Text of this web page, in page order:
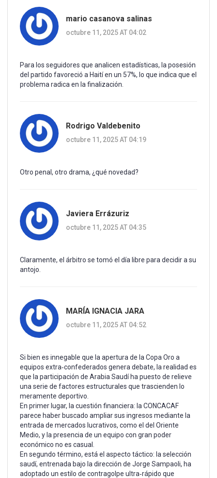
mario casanova salinas
octubre 11, 2025 AT 04:02
Para los seguidores que analicen estadísticas, la posesión
del partido favoreció a Haití en un 57%, lo que indica que el
problema radica en la finalización.
Rodrigo Valdebenito
octubre 11, 2025 AT 04:19
Otro penal, otro drama, ¿qué novedad?
Javiera Errázuriz
octubre 11, 2025 AT 04:35
Claramente, el árbitro se tomó el día libre para decidir a su
antojo.
MARÍA IGNACIA JARA
octubre 11, 2025 AT 04:52
Si bien es innegable que la apertura de la Copa Oro a
equipos extra‑confederados genera debate, la realidad es
que la participación de Arabia Saudí ha puesto de relieve
una serie de factores estructurales que trascienden lo
meramente deportivo.
En primer lugar, la cuestión financiera: la CONCACAF
parece haber buscado ampliar sus ingresos mediante la
entrada de mercados lucrativos, como el del Oriente
Medio, y la presencia de un equipo con gran poder
económico no es casual.
En segundo término, está el aspecto táctico: la selección
saudí, entrenada bajo la dirección de Jorge Sampaoli, ha
adoptado un estilo de contragolpe ultra‑rápido que